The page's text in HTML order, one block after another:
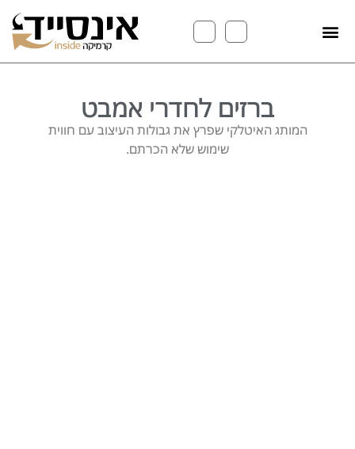
ברזים לחדרי אמבט
המותג האיטלקי שפרץ את גבולות העיצוב עם חווית
שימוש שלא הכרתם.